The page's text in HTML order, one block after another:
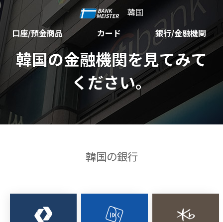
韓国
口座/預金商品
カード 銀行/金融機関
韓国の金融機関を見てみて
ください。
韓国の銀行